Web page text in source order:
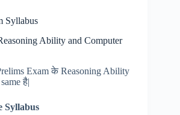
Syllabus
Ability and Computer
Exam के Reasoning Ability
है|
Syllabus